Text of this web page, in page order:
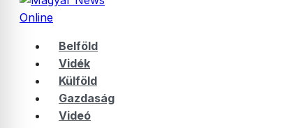
Belföld
Vidék
Külföld
Gazdaság
Videó